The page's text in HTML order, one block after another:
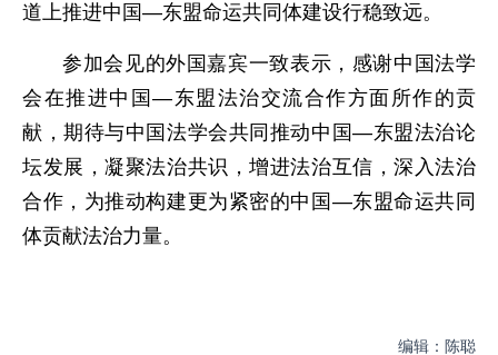
道上推进中国—东盟命运共同体建设行稳致远。
参加会见的外国嘉宾一致表示，感谢中国法学
会在推进中国—东盟法治交流合作方面所作的贡
献，期待与中国法学会共同推动中国—东盟法治论
坛发展，凝聚法治共识，增进法治互信，深入法治
合作，为推动构建更为紧密的中国—东盟命运共同
体贡献法治力量。
编辑：陈聪